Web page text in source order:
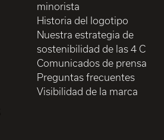
minorista
Historia del logotipo
Nuestra estrategia de
sostenibilidad de las 4 C
Comunicados de prensa
Preguntas frecuentes
Visibilidad de la marca